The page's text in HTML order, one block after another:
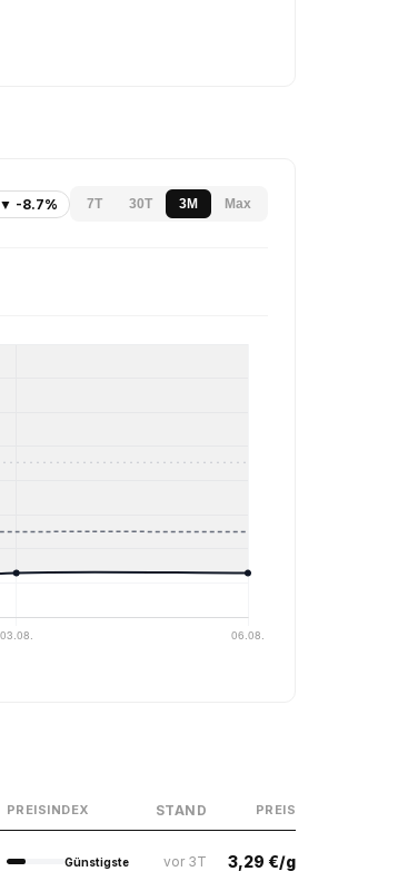
▼ -8.7% 7T 30T 3M Max
PREISINDEX STAND PREIS
Günstigste vor 3T 3,29 €/g